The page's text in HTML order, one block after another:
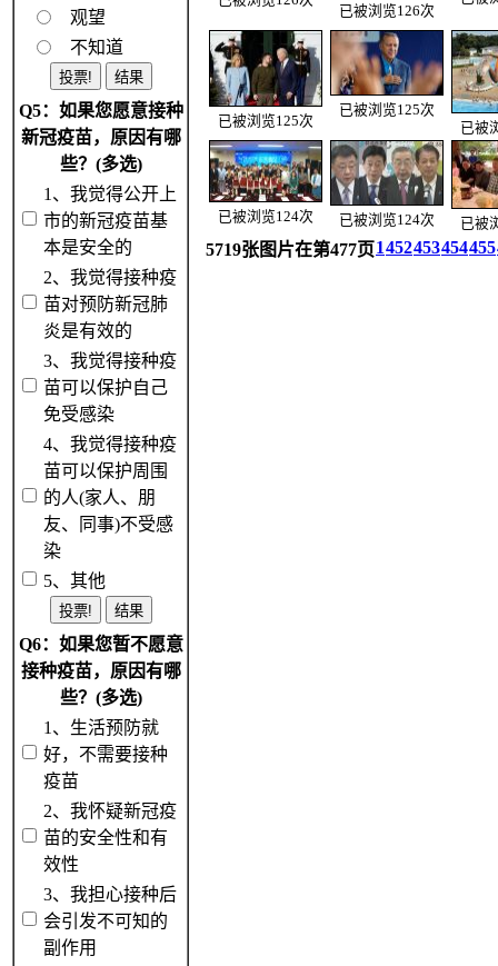
观望
不知道
Q5：如果您愿意接种
新冠疫苗，原因有哪
些？(多选)
1、我觉得公开上
市的新冠疫苗基
本是安全的
2、我觉得接种疫
苗对预防新冠肺
炎是有效的
3、我觉得接种疫
苗可以保护自己
免受感染
4、我觉得接种疫
苗可以保护周围
的人(家人、朋
友、同事)不受感
染
5、其他
Q6：如果您暂不愿意
接种疫苗，原因有哪
些？(多选)
1、生活预防就
好，不需要接种
疫苗
2、我怀疑新冠疫
苗的安全性和有
效性
3、我担心接种后
会引发不可知的
副作用
已被浏览126次
已被浏览125次
已被浏览125次
已被
已被浏览124次 已被浏览124次 已被
5719张图片在第477页1452453454455